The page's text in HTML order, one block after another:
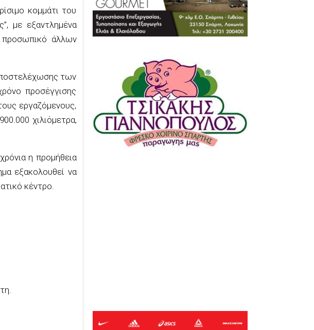
κομμάτι του
με εξαντλημένα
άλλων
των
προσέγγισης
εργαζόμενους,
χιλιόμετρα,
η προμήθεια
εξακολουθεί να
κέντρο.